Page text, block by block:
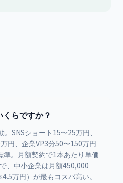
らですか？
SNSショート15〜25万円、
円、企業VP3分50〜150万円
準。月額契約で1本あたり単価
、中小企業は月額450,000
万円）が最もコスパ高い。